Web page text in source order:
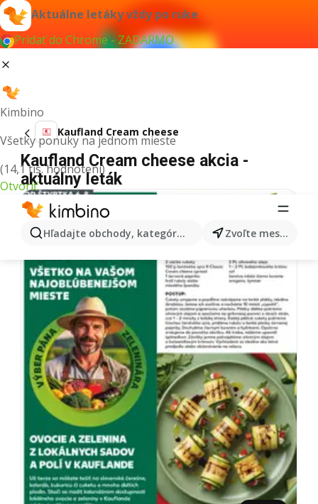
Aktuálne letáky vždy po ruke
Pridať do Chrome - ZADARMO
Kimbino
Všetky ponuky na jednom mieste
(14,1 tis. hodnotení)
Otvoriť
Hľadajte obchody, kategórie, produkty... Zvoľte mesto
Kaufland Cream cheese
Kaufland Cream cheese akcia -
aktuálny leták